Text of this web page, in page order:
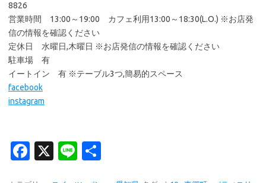
8826
営業時間 13:00～19:00 カフェ利用13:00～18:30(L.O.) ※お店発
信の情報を確認ください
定休日 水曜日,木曜日 ※お店発信の情報を確認ください
駐車場 有
イートイン 有 ※テーブル3つ,簡易的スペース
facebook
instagram
Fa X
Li